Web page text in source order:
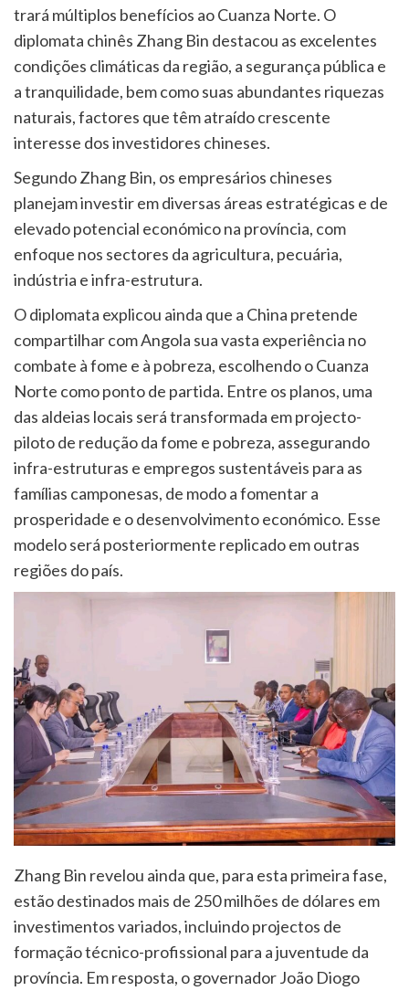
trará múltiplos benefícios ao Cuanza Norte. O
diplomata chinês Zhang Bin destacou as excelentes
condições climáticas da região, a segurança pública e
a tranquilidade, bem como suas abundantes riquezas
naturais, factores que têm atraído crescente
interesse dos investidores chineses.
Segundo Zhang Bin, os empresários chineses
planejam investir em diversas áreas estratégicas e de
elevado potencial económico na província, com
enfoque nos sectores da agricultura, pecuária,
indústria e infra-estrutura.
O diplomata explicou ainda que a China pretende
compartilhar com Angola sua vasta experiência no
combate à fome e à pobreza, escolhendo o Cuanza
Norte como ponto de partida. Entre os planos, uma
das aldeias locais será transformada em projecto-
piloto de redução da fome e pobreza, assegurando
infra-estruturas e empregos sustentáveis para as
famílias camponesas, de modo a fomentar a
prosperidade e o desenvolvimento económico. Esse
modelo será posteriormente replicado em outras
regiões do país.
Zhang Bin revelou ainda que, para esta primeira fase,
estão destinados mais de 250 milhões de dólares em
investimentos variados, incluindo projectos de
formação técnico-profissional para a juventude da
província. Em resposta, o governador João Diogo